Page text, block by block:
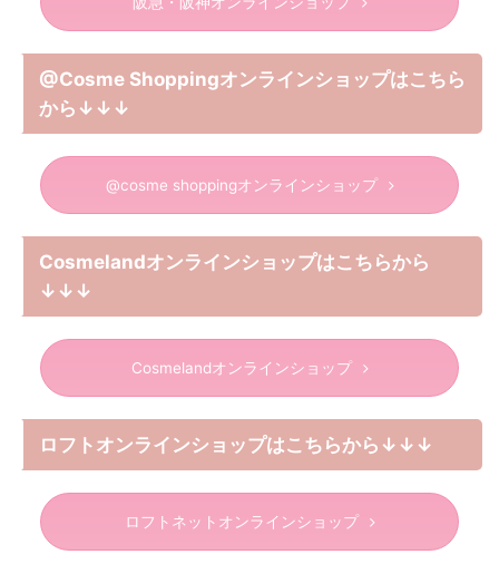
@Cosme Shoppingオンラインショップはこちら
から↓↓↓
@cosme shoppingオンラインショップ
Cosmelandオンラインショップはこちらから
↓↓↓
Cosmelandオンラインショップ
ロフトオンラインショップはこちらから↓↓↓
ロフトネットオンラインショップ